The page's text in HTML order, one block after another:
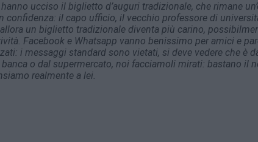
ucciso il biglietto d’auguri tradizionale, che rimane
confidenza: il capo ufficio, il vecchio professore di
un biglietto tradizionale diventa più carino,
Facebook e Whatsapp vanno benissimo per amici e
i messaggi standard sono vietati, si deve vedere che è
o dal supermercato, noi facciamoli mirati: bastano il
realmente a lei.